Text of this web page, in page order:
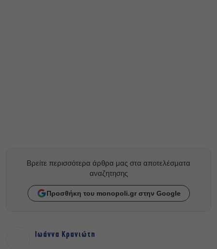
Βρείτε περισσότερα άρθρα μας στα αποτελέσματα
αναζητησης
Προσθήκη του monopoli.gr στην Google
Ιωάννα Κρανιώτη